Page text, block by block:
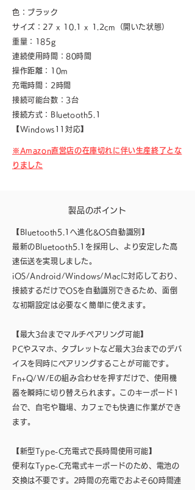
色：ブラック
サイズ：27 x 10.1 x 1.2cm（開いた状態）
重量：185g
連続使用時間：80時間
操作距離：10m
充電時間：2時間
接続可能台数：3台
接続方式：Bluetooth5.1
【Windows11対応】
※Amazon直営店の在庫切れに伴い生産終了とな
りました
製品のポイント
【Bluetooth5.1へ進化&OS自動識別】
最新のBluetooth5.1を採用し、より安定した高
速伝送を実現しました。
iOS/Android/Windows/Macに対応しており、
接続するだけでOSを自動識別できるため、面倒
な初期設定は必要なく簡単に使えます。
【最大3台までマルチペアリング可能】
PCやスマホ、タブレットなど最大3台までのデバ
イスを同時にペアリングすることが可能です。
Fn+Q/W/Eの組み合わせを押すだけで、使用機
器を瞬時に切り替えられます。このキーボード1
台で、自宅や職場、カフェでも快適に作業ができ
ます。
【新型Type-C充電式で長時間使用可能】
便利なType-C充電式キーボードのため、電池の
交換は不要です。2時間の充電でおよそ60時間連